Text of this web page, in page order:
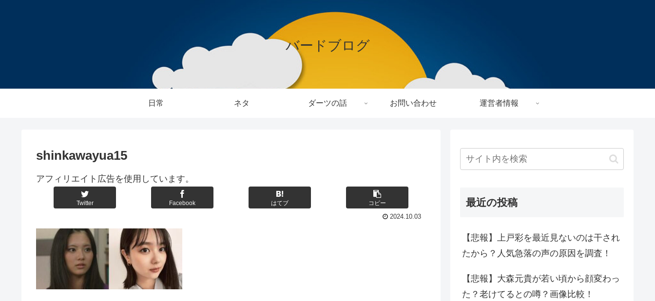
バードブログ
日常 ネタ ダーツの話 お問い合わせ 運営者情報
shinkawayua15
アフィリエイト広告を使用しています。
Twitter Facebook はてブ コピー
2024.10.03
最近の投稿
【悲報】上戸彩を最近見ないのは干され
たから？人気急落の声の原因を調査！
【悲報】大森元貴が若い頃から顔変わっ
た？老けてるとの噂？画像比較！